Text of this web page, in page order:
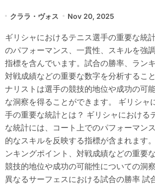
クララ・ヴォス Nov 20, 2025
ギリシャにおけるテニス選手の重要な統計は、コート上で
のパフォーマンス、一貫性、スキルを強
指標を含んでいます。試合の勝率、ラン
対戦成績などの重要な数字を分析するこ
ナリストは選手の競技的地位や成功の可
な洞察を得ることができます。 ギリシャ
手の重要な統計とは？ ギリシャにおける
な統計には、コート上でのパフォーマン
的なスキルを反映する指標が含まれます
ンキングポイント、対戦成績などの重要
競技的地位や成功の可能性についての洞
異なるサーフェスにおける試合の勝率 試